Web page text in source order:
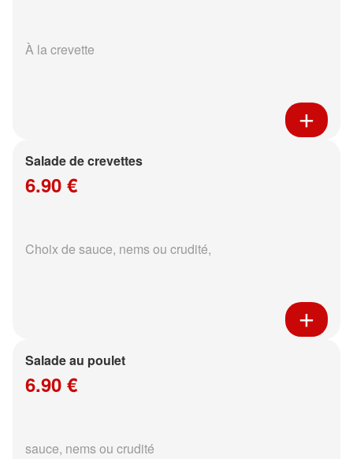
À la crevette
Salade de crevettes
6.90 €
Choix de sauce, nems ou crudité,
Salade au poulet
6.90 €
sauce, nems ou crudité